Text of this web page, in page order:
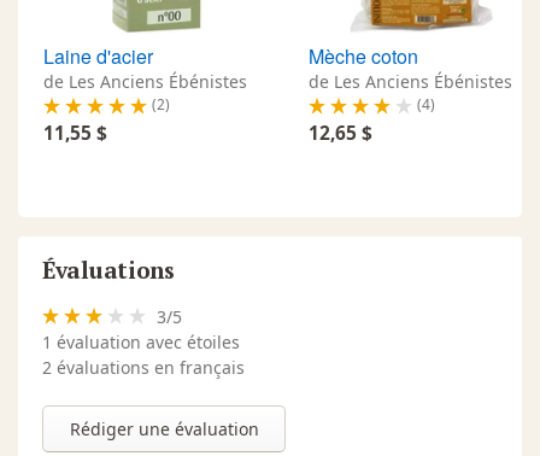
Laine d'acier
de Les Anciens Ébénistes
(2)
11,55 $
Mèche coton
de Les Anciens Ébénistes
(4)
12,65 $
Évaluations
3/5
1 évaluation avec étoiles
2 évaluations en français
Rédiger une évaluation